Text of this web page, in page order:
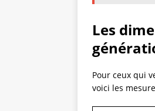
Les
Pour ceux qui
voici les